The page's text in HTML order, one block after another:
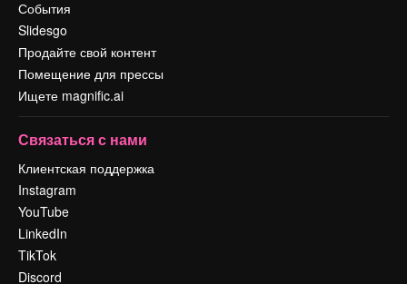
События
Slidesgo
Продайте свой контент
Помещение для прессы
Ищете magnific.ai
Связаться с нами
Клиентская поддержка
Instagram
YouTube
LinkedIn
TikTok
Discord